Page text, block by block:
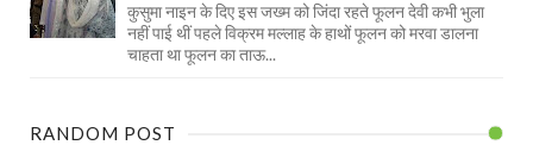
कुसुमा नाइन के दिए इस जख्म को जिंदा रहते फूलन देवी कभी भुला
नहीं पाई थीं पहले विक्रम मल्लाह के हाथों फूलन को मरवा डालना
चाहता था फूलन का ताऊ...
RANDOM POST